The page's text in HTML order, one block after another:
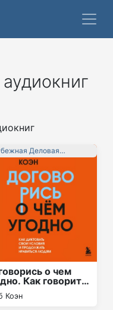
о чем
Как говорить
чтобы всегда
«да»
Коэн
Деловая